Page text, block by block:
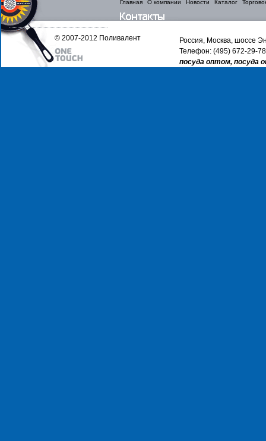
Главная О компании Новости Каталог
Россия, Москва, шоссе
Телефон: (495) 672-29-
посуда оптом, посуда
© 2007-2012 Поливалент